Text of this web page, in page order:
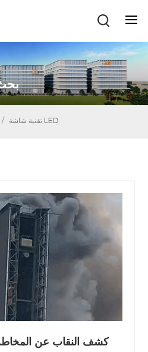
/ تقنية شاشة LED
كشف النقاب عن